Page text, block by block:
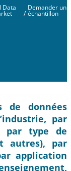
Data
/
Demander un
échantillon
de données
par
par type de
autres), par
application